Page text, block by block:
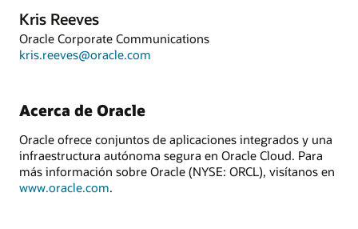
Kris Reeves
Oracle Corporate Communications
kris.reeves@oracle.com
Acerca de Oracle
Oracle ofrece conjuntos de aplicaciones integrados y una
infraestructura autónoma segura en Oracle Cloud. Para
más información sobre Oracle (NYSE: ORCL), visítanos en
www.oracle.com.